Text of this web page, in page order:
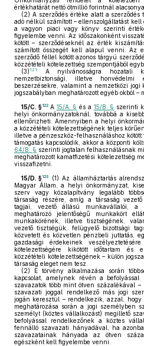
értékhatárát nettó ötmillió forintnál
(2) A szerződés értéke alatt a szerződés
adó nélkül számított – ellenszolgáltatást
a vagyon piaci vagy könyv szerinti
figyelembe venni. Az időszakonként
kötött – szerződéseknél az érték
számított összegét kell alapul venni. Az
szerződő féllel kötött azonos tárgyú
közzétételi kötelezettség szempontjából
(3) 121
A nyilvánosságra hozatali
nemzetbiztonsági, illetve honvédelmi
beszerzésekre, valamint a nemzetközi
jogszabályban meghatározott egyéb okból –
15/C. §122 A 15/A. § és a 15/B. § szerinti
helyi önkormányzatoknál, továbbá a
ellenőrizheti. Amennyiben a helyi
a közzétételi kötelezettségének teljes
illetve a pénzeszköz-felhasználáshoz
támogatás kapcsolódik, akkor a központi
64/B. § szerinti jogtalan felhasználásnak
meghatározott kamatfizetési kötelezettség
visszafizetni.
15/D. §123 (1) Az államháztartás
Magyar Állam, a helyi önkormányzat,
szerv vagy közalapítvány legalább
társaság részére, amíg a társaság
tagjai, vezető állású munkavállalói, a
meghatározó jelentőségű munkakört
munkakörének, illetve tisztségének,
vezető tisztségük, felügyelő bizottsági
közvetett és közvetlen pénzbeli juttatás,
gazdasági érdekeinek
kötelezettségére kikötött időtartam és
közzétételi kötelezettségének – külön
társaság eleget nem tesz.
(2) E törvény alkalmazása során
kapcsolat, amelynek révén a
szavazatok több mint ötven százalékával
szavazati joggal rendelkező más jogi
jogán keresztül – rendelkezik, azzal, hogy
meghatározása során a jogi személyben
személyt (köztes vállalkozást) megillető
befolyással rendelkezőnek a köztes
fennálló szavazati hányadával, ha
szavazatainak hányada az ötven
egészként kell figyelembe venni.